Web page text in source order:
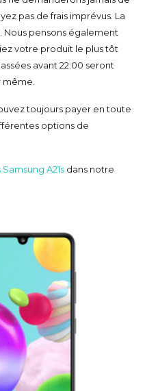
pas de frais imprévus. La
Nous pensons également
votre produit le plus tôt
avant 22:00 seront
toujours payer en toute
options de
A21s dans notre